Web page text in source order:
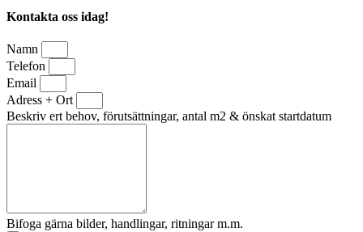
Kontakta oss idag!
Namn
Telefon
Email
Adress + Ort
Beskriv ert behov, förutsättningar, antal m2 & önskat startdatum
Bifoga gärna bilder, handlingar, ritningar m.m.